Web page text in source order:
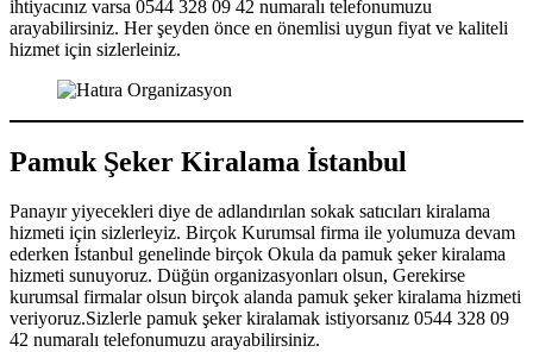
ihtiyacınız varsa 0544 328 09 42 numaralı telefonumuzu
arayabilirsiniz. Her şeyden önce en önemlisi uygun fiyat ve kaliteli
hizmet için sizlerleiniz.
Pamuk Şeker Kiralama İstanbul
Panayır yiyecekleri diye de adlandırılan sokak satıcıları kiralama
hizmeti için sizlerleyiz. Birçok Kurumsal firma ile yolumuza devam
ederken İstanbul genelinde birçok Okula da pamuk şeker kiralama
hizmeti sunuyoruz. Düğün organizasyonları olsun, Gerekirse
kurumsal firmalar olsun birçok alanda pamuk şeker kiralama hizmeti
veriyoruz.Sizlerle pamuk şeker kiralamak istiyorsanız 0544 328 09
42 numaralı telefonumuzu arayabilirsiniz.